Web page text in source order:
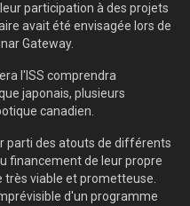
participation à des projets
avait été envisagée lors de
Gateway.
l'ISS comprendra
japonais, plusieurs
canadien.
parti des atouts de différents
financement de leur propre
viable et prometteuse.
d'un programme